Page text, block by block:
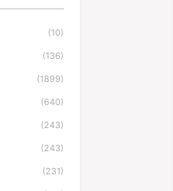
(10)
(136)
(1899)
(640)
(243)
(243)
(231)